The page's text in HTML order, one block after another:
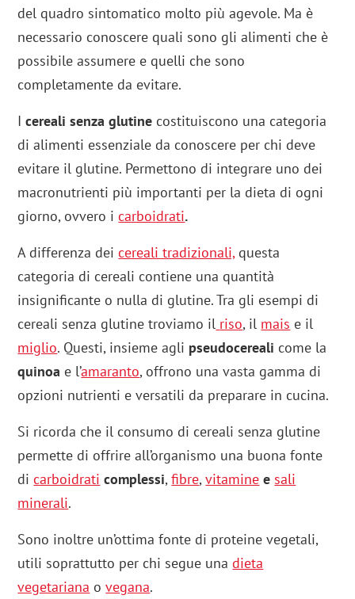
del quadro sintomatico molto più agevole. Ma è
necessario conoscere quali sono gli alimenti che è
possibile assumere e quelli che sono
completamente da evitare.
Icereali senza glutine costituiscono una categoria
di alimenti essenziale da conoscere per chi deve
evitare il glutine. Permettono di integrare uno dei
macronutrienti più importanti per la dieta di ogni
giorno, ovvero icarboidrati.
A differenza deicereali tradizionali,questa
categoria di cereali contiene una quantità
insignificante o nulla di glutine. Tra gli esempi di
cereali senza glutine troviamo il riso, il mais e il
miglio. Questi, insieme agli pseudocereali come la
quinoa e l’amaranto, offrono una vasta gamma di
opzioni nutrienti e versatili da preparare in cucina.
Si ricorda che il consumo di cereali senza glutine
permette di offrire all’organismo una buona fonte
dicarboidrati complessi,fibre,vitamine e sali
minerali.
Sono inoltre un’ottima fonte di proteine vegetali,
utili soprattutto per chi segue unadieta
vegetariana ovegana.